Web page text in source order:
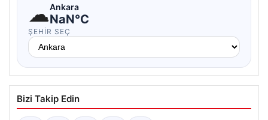
☁Ankara
NaN°C
ŞEHIR SEÇ
Bizi Takip Edin